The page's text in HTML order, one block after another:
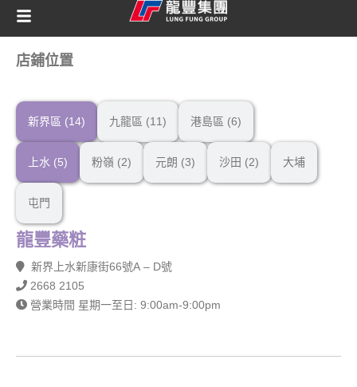
店鋪位置
新界區 (14) 九龍區 (11) 港島區 (6)
上水 (5) 粉嶺 (2) 元朗 (3) 沙田 (2) 大埔
屯門
龍豐藥粧
新界上水新康街66號A – D號
2668 2105
營業時間 星期一至日: 9:00am-9:00pm